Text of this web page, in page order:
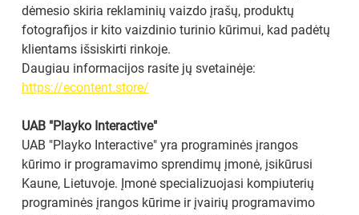
dėmesio skiria reklaminių vaizdo įrašų, produktų
fotografijos ir kito vaizdinio turinio kūrimui, kad padėtų
klientams išsiskirti rinkoje.
Daugiau informacijos rasite jų svetainėje:
https://econtent.store/
UAB "Playko Interactive"
UAB "Playko Interactive" yra programinės įrangos
kūrimo ir programavimo sprendimų įmonė, įsikūrusi
Kaune, Lietuvoje. Įmonė specializuojasi kompiuterių
programinės įrangos kūrime ir įvairių programavimo